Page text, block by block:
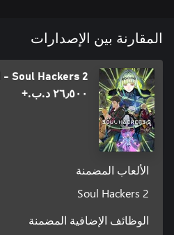
المقارنة بين الإصدارات
Soul Hackers 2 - الإصدار الرقمي الفاخر
٢٦٫٥٠٠ د.ب.‏+
الألعاب المضمنة
Soul Hackers 2
الوظائف الإضافية المضمنة